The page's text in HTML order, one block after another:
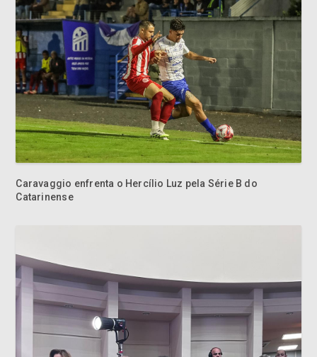
Caravaggio enfrenta o Hercílio Luz pela Série B do
Catarinense